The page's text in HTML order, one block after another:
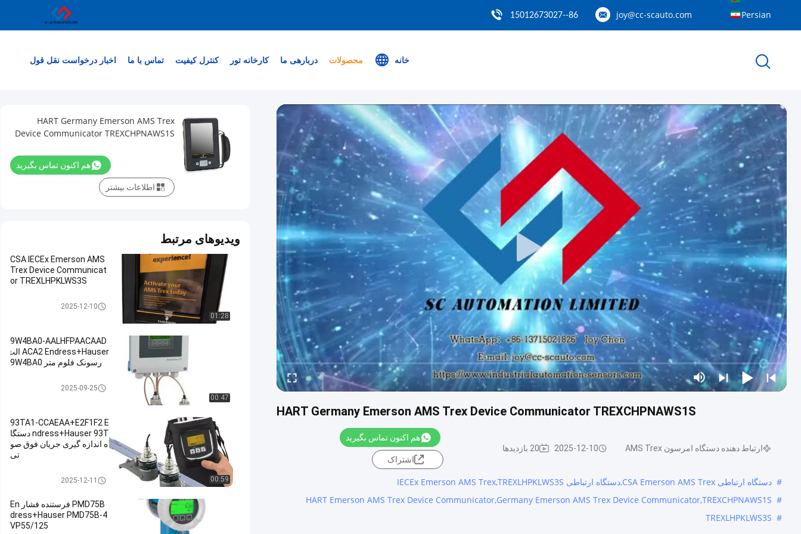
joy@cc-scauto.com
86--15012673027 Persian
خانه محصولات دربارهی ما کارخانه تور کنترل کیفیت تماس با ما اخبار درخواست نقل قول
HART Germany Emerson AMS Trex Device Communicator TREXCHPNAWS1S
ارتباط دهنده دستگاه امرسون AMS Trex 2025-12-10 20 بازدیدها
هم اکنون تماس بگیرید
اشتراک
# دستگاه ارتباطی CSA Emerson AMS Trex,دستگاه ارتباطی IECEx Emerson AMS Trex,TREXLHPKLWS3S
#
HART Emerson AMS Trex Device Communicator,Germany Emerson AMS Trex Device Communicator,TREXCHPNAWS1S
#
TREXLHPKLWS3S
HART Germany Emerson AMS Trex
Device Communicator TREXCHPNAWS1S
هم اکنون تماس بگیرید
اطلاعات بیشتر
ویدیوهای مرتبط
01:28
CSA IECEx Emerson AMS
Trex Device Communicat
or TREXLHPKLWS3S
2025-12-10
00:47
9W4BA0-AALHFPAACAAD
ACA2 Endress+Hauser الت
رسونک فلوم متر 9W4BA0
ابزار Endress Hauser
2025-09-25
00:59
93TA1-CCAEAA+E2F1F2 E
ndress+Hauser 93T دستگا
ه اندازه گیری جریان فوق صو
تی
ابزار Endress Hauser
2025-12-11
PMD75B فرستنده فشار En
dress+Hauser PMD75B-4
VP55/125